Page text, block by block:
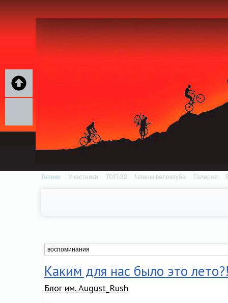
Топики Участники ТОП-32 Члены велоклуба Галерея
Каким для нас было это
Блог им. August_Rush